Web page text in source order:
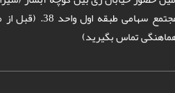
مجتمع سهامی طبقه
تماس بگیرید)